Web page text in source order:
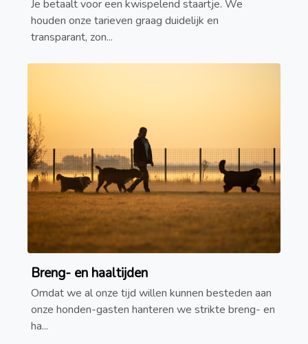
Je betaalt voor een kwispelend staartje. We
houden onze tarieven graag duidelijk en
transparant, zon...
Breng- en haaltijden
Omdat we al onze tijd willen kunnen besteden aan
onze honden-gasten hanteren we strikte breng- en
ha...